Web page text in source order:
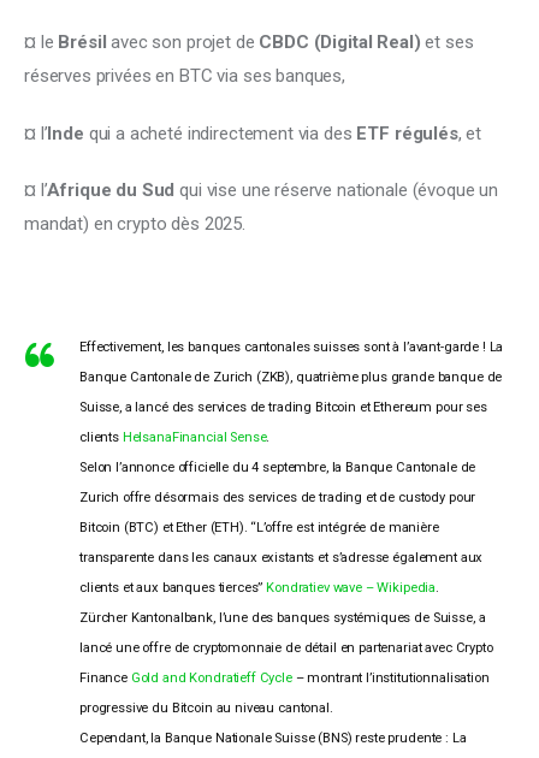
¤ le Brésil avec son projet de CBDC (Digital Real) et ses
réserves privées en BTC via ses banques,
¤ l’Inde qui a acheté indirectement via des ETF régulés, et
¤ l’Afrique du Sud qui vise une réserve nationale (évoque un
mandat) en crypto dès 2025.
Effectivement, les banques cantonales suisses sont à l’avant-garde ! La
Banque Cantonale de Zurich (ZKB), quatrième plus grande banque de
Suisse, a lancé des services de trading Bitcoin et Ethereum pour ses
clients HelsanaFinancial Sense.
Selon l’annonce officielle du 4 septembre, la Banque Cantonale de
Zurich offre désormais des services de trading et de custody pour
Bitcoin (BTC) et Ether (ETH). “L’offre est intégrée de manière
transparente dans les canaux existants et s’adresse également aux
clients et aux banques tierces”Kondratiev wave – Wikipedia.
Zürcher Kantonalbank, l’une des banques systémiques de Suisse, a
lancé une offre de cryptomonnaie de détail en partenariat avec Crypto
Finance Gold and Kondratieff Cycle– montrant l’institutionnalisation
progressive du Bitcoin au niveau cantonal.
Cependant, la Banque Nationale Suisse (BNS) reste prudente : La